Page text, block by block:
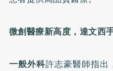
微創醫療新高度，達文西
一般外科許志豪醫師指出